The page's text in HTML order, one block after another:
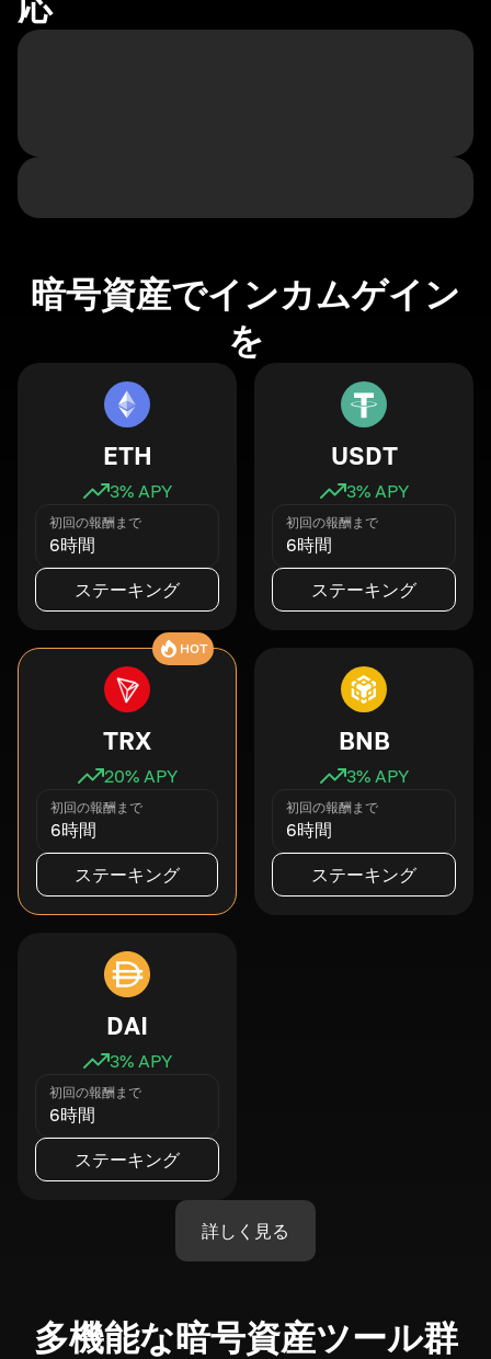
暗号資産でインカムゲイン
を
ETH
3% APY
初回の報酬まで
6時間
ステーキング
USDT
3% APY
初回の報酬まで
6時間
ステーキング
HOT
TRX
20% APY
初回の報酬まで
6時間
ステーキング
BNB
3% APY
初回の報酬まで
6時間
ステーキング
DAI
3% APY
初回の報酬まで
6時間
ステーキング
詳しく見る
多機能な暗号資産ツール群